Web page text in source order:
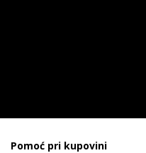
Pomoć pri kupovini